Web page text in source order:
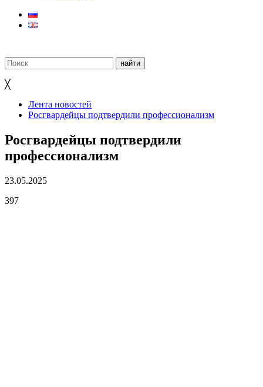
╳
Лента новостей
Росгвардейцы подтвердили профессионализм
Росгвардейцы подтвердили
профессионализм
23.05.2025
397